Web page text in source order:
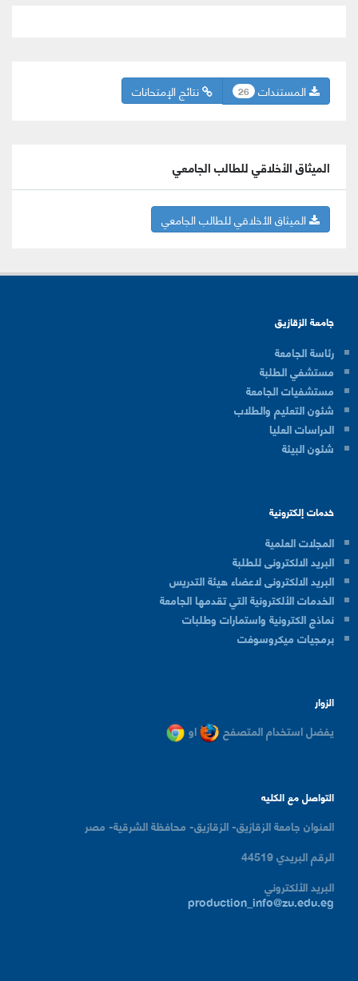
نتائج الإمتحانات المستندات 26
الميثاق الأخلاقي للطالب الجامعي
الميثاق الأخلاقي للطالب الجامعي
جامعة الزقازيق
رئاسة الجامعة
مستشفي الطلبة
مستشفيات الجامعة
شئون التعليم والطلاب
الدراسات العليا
شئون البيئة
خدمات إلكترونية
المجلات العلمية
البريد الالكترونى للطلبة
البريد الالكترونى لاعضاء هيئة التدريس
الخدمات الألكترونية التي تقدمها الجامعة
نماذج الكترونية واستمارات وطلبات
برمجيات ميكروسوفت
الزوار
يفضل استخدام المتصفح او
التواصل مع الكليه
العنوان جامعة الزقازيق- الزقازيق- محافظة الشرقية- مصر
الرقم البريدي44519
البريد الألكتروني
production_info@zu.edu.eg